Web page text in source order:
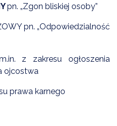
pn. „Zgon bliskiej osoby”
pn. „Odpowiedzialność
z zakresu ogłoszenia
ojcostwa
prawa karnego